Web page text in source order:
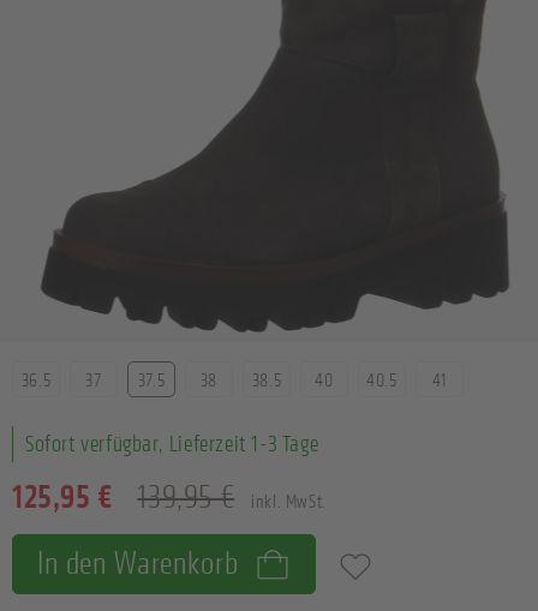
125,95 € 139,95 € inkl. MwSt.
Sofort verfügbar, Lieferzeit 1-3 Tage
Größe
36.5 37 37.5 38 38.5 40 40.5 41
In den Warenkorb Zum Merkzettel hinzufügen